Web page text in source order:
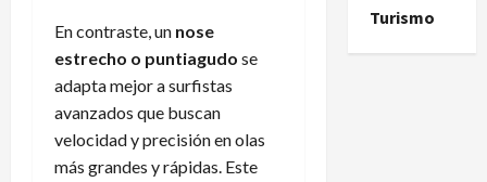
En contraste, un nose
estrecho o puntiagudo se
adapta mejor a surfistas
avanzados que buscan
velocidad y precisión en olas
más grandes y rápidas. Este
Turismo